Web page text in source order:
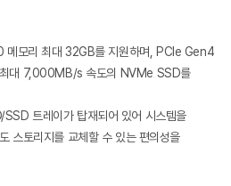
모리 최대 32GB를 지원하며, PCIe Gen4
대 7,000MB/s 속도의 NVMe SSD를
트레이가 탑재되어 있어 시스템을
스토리지를 교체할 수 있는 편의성을